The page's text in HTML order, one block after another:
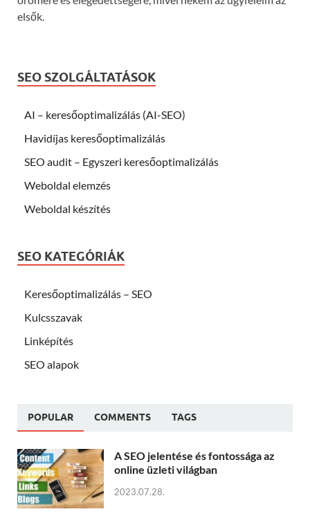
elsők.
SEO SZOLGÁLTATÁSOK
AI – keresőoptimalizálás (AI-SEO)
Havidíjas keresőoptimalizálás
SEO audit – Egyszeri keresőoptimalizálás
Weboldal elemzés
Weboldal készítés
SEO KATEGÓRIÁK
Keresőoptimalizálás – SEO
Kulcsszavak
Linképítés
SEO alapok
POPULAR COMMENTS TAGS
A SEO jelentése és fontossága az
online üzleti világban
2023.07.28.